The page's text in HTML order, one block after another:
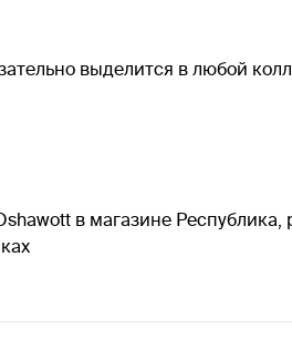
выделится в любой
в магазине